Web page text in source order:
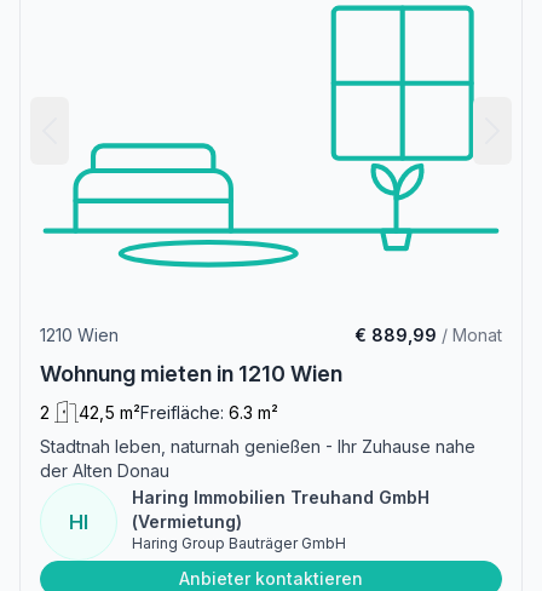
1210 Wien € 889,99 / Monat
Wohnung mieten in 1210 Wien
2 42,5 m²Freifläche: 6.3 m²
Stadtnah leben, naturnah genießen - Ihr Zuhause nahe
der Alten Donau
HI
Haring Immobilien Treuhand GmbH
(Vermietung)
Haring Group Bauträger GmbH
Anbieter kontaktieren